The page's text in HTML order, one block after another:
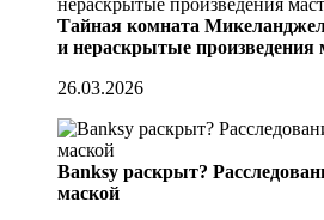
Тайная комната
и нераскрытые произведения
26.03.2026
Banksy раскрыт?
маской